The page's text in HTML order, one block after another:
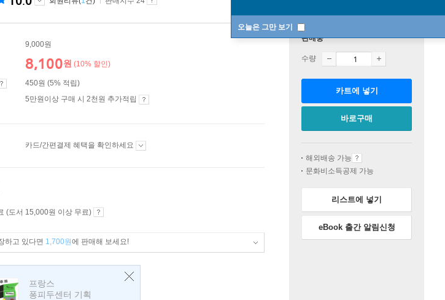
오늘은 그만 보기
9,000원
8,100원 (10% 할인)
450원 (5% 적립)
5만원이상 구매 시 2천원 추가적립
카드/간편결제 혜택을 확인하세요
(도서 15,000원 이상 무료)
하고 있다면 1,700원에 판매해 보세요!
프랑스
퐁피두센터 기획
판매중
수량
카트에 넣기
바로구매
해외배송 가능
문화비소득공제 가능
리스트에 넣기
eBook 출간 알림신청